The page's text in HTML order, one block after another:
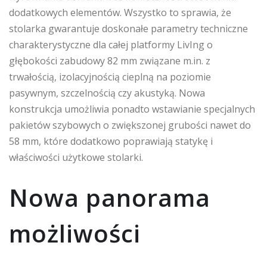
dodatkowych elementów. Wszystko to sprawia, że
stolarka gwarantuje doskonałe parametry techniczne
charakterystyczne dla całej platformy LivIng o
głębokości zabudowy 82 mm związane m.in. z
trwałością, izolacyjnością cieplną na poziomie
pasywnym, szczelnością czy akustyką. Nowa
konstrukcja umożliwia ponadto wstawianie specjalnych
pakietów szybowych o zwiększonej grubości nawet do
58 mm, które dodatkowo poprawiają statykę i
właściwości użytkowe stolarki.
Nowa panorama
możliwości